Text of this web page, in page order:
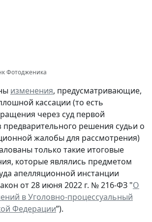
Фотодженика
изменения, предусматривающие,
кассации (то есть
через суд первой
предварительного решения судьи о
жалобы для рассмотрения)
только такие итоговые
которые являлись предметом
апелляционной инстанции
от 28 июня 2022 г. № 216-ФЗ "О
в Уголовно-процессуальный
Федерации”).